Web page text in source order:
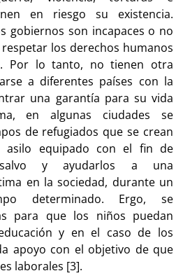
en riesgo su existencia.
gobiernos son incapaces o no
los derechos humanos
Por lo tanto, no tienen otra
a diferentes países con la
una garantía para su vida
en algunas ciudades se
de refugiados que se crean
asilo equipado con el fin de
y ayudarlos a una
en la sociedad, durante un
determinado. Ergo, se
para que los niños puedan
y en el caso de los
apoyo con el objetivo de que
laborales [3].